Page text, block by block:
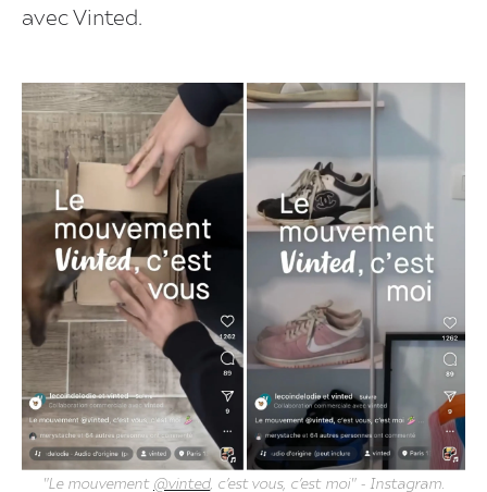
avec Vinted.
"Le mouvement @vinted, c’est vous, c’est moi" - Instagram.